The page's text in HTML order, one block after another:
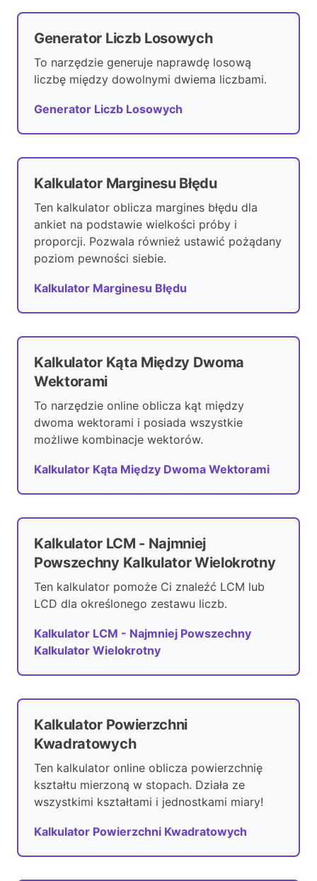
Generator Liczb Losowych
To narzędzie generuje naprawdę losową
liczbę między dowolnymi dwiema liczbami.
Generator Liczb Losowych
Kalkulator Marginesu Błędu
Ten kalkulator oblicza margines błędu dla
ankiet na podstawie wielkości próby i
proporcji. Pozwala również ustawić pożądany
poziom pewności siebie.
Kalkulator Marginesu Błędu
Kalkulator Kąta Między Dwoma
Wektorami
To narzędzie online oblicza kąt między
dwoma wektorami i posiada wszystkie
możliwe kombinacje wektorów.
Kalkulator Kąta Między Dwoma Wektorami
Kalkulator LCM - Najmniej
Powszechny Kalkulator Wielokrotny
Ten kalkulator pomoże Ci znaleźć LCM lub
LCD dla określonego zestawu liczb.
Kalkulator LCM - Najmniej Powszechny
Kalkulator Wielokrotny
Kalkulator Powierzchni
Kwadratowych
Ten kalkulator online oblicza powierzchnię
kształtu mierzoną w stopach. Działa ze
wszystkimi kształtami i jednostkami miary!
Kalkulator Powierzchni Kwadratowych